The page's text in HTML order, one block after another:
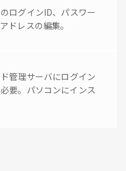
ログインID、パスワー
ドレスの編集。
管理サーバにログイン
要。パソコンにインス